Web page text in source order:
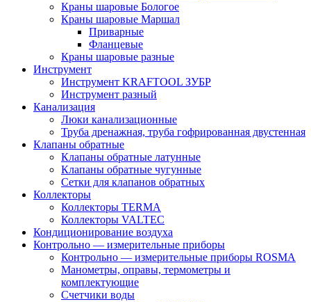
Краны шаровые Бологое
Краны шаровые Маршал
Приварные
Фланцевые
Краны шаровые разные
Инструмент
Инструмент KRAFTOOL ЗУБР
Инструмент разный
Канализация
Люки канализационные
Труба дренажная, труба гофрированная двустенная
Клапаны обратные
Клапаны обратные латунные
Клапаны обратные чугунные
Сетки для клапанов обратных
Коллекторы
Коллекторы TERMA
Коллекторы VALTEC
Кондиционирование воздуха
Контрольно — измерительные приборы
Контрольно — измерительные приборы ROSMA
Манометры, оправы, термометры и
комплектующие
Счетчики воды